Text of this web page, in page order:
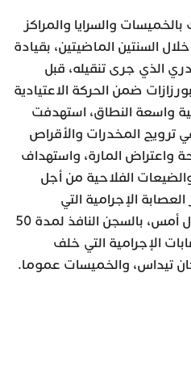
والسرايا والمراكز
خلال السنتين الماضيتين، بقيادة
الذي جرى تنقيله، قبل
ضمن الحركة الاعتيادية
واسعة النطاق، استهدفت
المخدرات والأقراص
واعتراض المارة، واستهداف
والضيعات الفلاحية من أجل
الإجرامية التي
صعقتها استئنافية الرباط، أول أمس، بالسجن النافذ لمدة 50
الإجرامية التي خلف
تيداس، والخميسات عموما.